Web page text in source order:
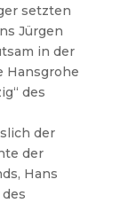
setzten
Jürgen
in der
Hansgrohe
des
der
der
Hans